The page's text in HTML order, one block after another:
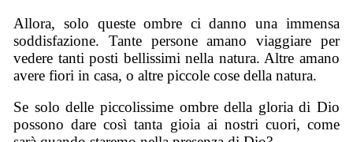
Allora, solo queste ombre ci danno una immensa
soddisfazione. Tante persone amano viaggiare per
vedere tanti posti bellissimi nella natura. Altre amano
avere fiori in casa, o altre piccole cose della natura.
Se solo delle piccolissime ombre della gloria di Dio
possono dare così tanta gioia ai nostri cuori, come